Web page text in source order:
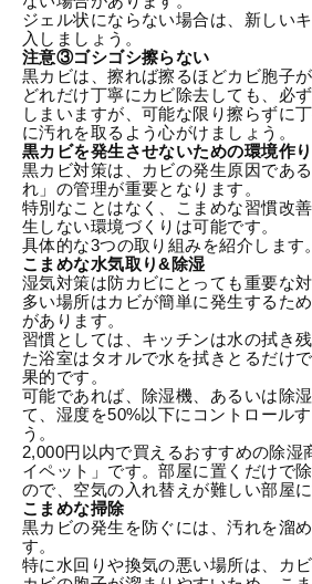
ジェル状にならない場合は、新しい
入しましょう。
注意③ゴシゴシ擦らない
黒カビは、擦れば擦るほどカビ胞子
どれだけ丁寧にカビ除去しても、必
しまいますが、可能な限り擦らずに
に汚れを取るよう心がけましょう。
黒カビを発生させないための環境作り
黒カビ対策は、カビの発生原因であ
れ」の管理が重要となります。
特別なことはなく、こまめな習慣改
生しない環境づくりは可能です。
具体的な3つの取り組みを紹介します。
こまめな水気取り&除湿
湿気対策は防カビにとっても重要な
多い場所はカビが簡単に発生するた
があります。
習慣としては、キッチンは水の拭き
た浴室はタオルで水を拭きとるだけ
果的です。
可能であれば、除湿機、あるいは除
て、湿度を50%以下にコントロール
う。
2,000円以内で買えるおすすめの除湿
イペット 」です。部屋に置くだけで
ので、空気の入れ替えが難しい部屋
こまめな掃除
黒カビの発生を防ぐには、汚れを溜
す。
特に水回りや換気の悪い場所は、カ